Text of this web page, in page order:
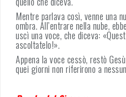
Mentre parlava così, venne una
ombra. All’entrare nella nube,
uscì una voce, che diceva:
ascoltatelo!».
Appena la voce cessò, restò
quei giorni non riferirono a